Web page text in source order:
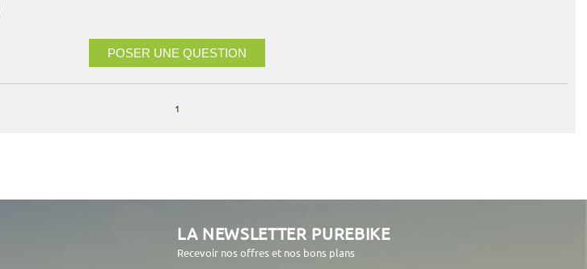
POSER UNE QUESTION
1
LA NEWSLETTER PUREBIKE
Recevoir nos offres et nos bons plans